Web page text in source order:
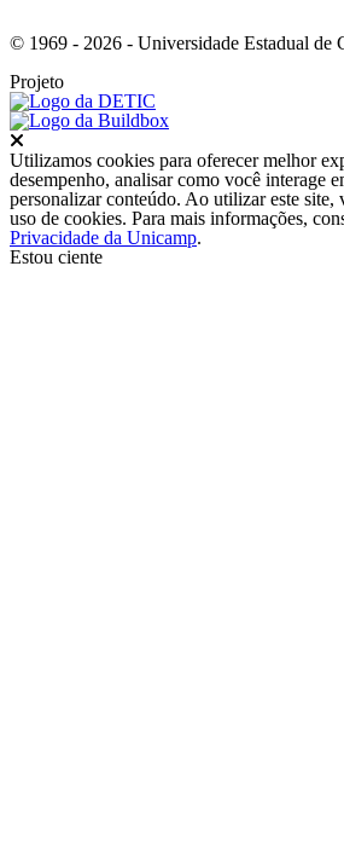
© 1969 - 2026 - Universidade Estadual de
Projeto
Utilizamos cookies para oferecer melhor
desempenho, analisar como você interage
personalizar conteúdo. Ao utilizar este site,
uso de cookies. Para mais informações,
Privacidade da Unicamp.
Estou ciente